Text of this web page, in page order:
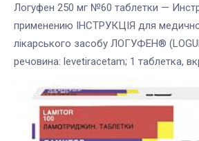
Логуфен 250 мг №60 таблетки —
применению ІНСТРУКЦІЯ для
лікарського засобу ЛОГУФЕН®
речовина: levetiracetam; 1 таблетка,